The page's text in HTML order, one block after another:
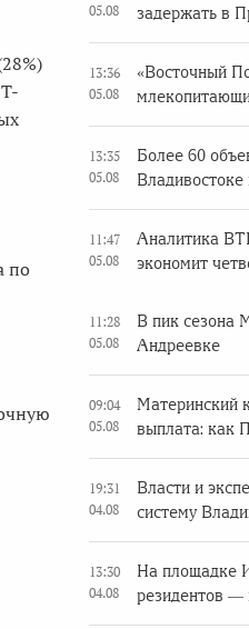
по
05.08
задержать в
13:36
05.08
«Восточный
13:35
05.08
Более 60
11:47
05.08
Аналитика
экономит
11:28
05.08
В пик сезона
Андреевке
09:04
05.08
Материнский
выплата: как
19:31
04.08
Власти и
систему
13:30
04.08
На площадке
резидентов —